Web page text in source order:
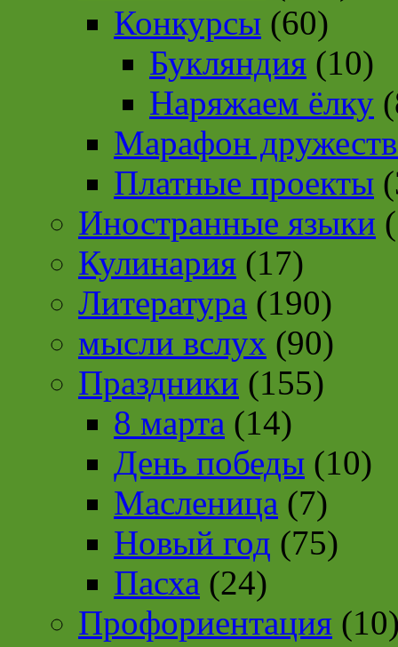
Конкурсы (60)
Букляндия (10)
Наряжаем ёлку
Марафон
Платные проекты
Иностранные языки
Кулинария (17)
Литература (190)
мысли вслух (90)
Праздники (155)
8 марта (14)
День победы (10)
Масленица (7)
Новый год (75)
Пасха (24)
Профориентация